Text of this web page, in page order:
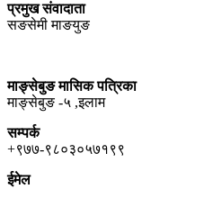
प्रमुख संवादाता
सङसेमी माङयुङ
माङ्सेबुङ मासिक पत्रिका
माङ्सेबुङ -५ ,इलाम
सम्पर्क
+९७७-९८०३०५७१९९
ईमेल